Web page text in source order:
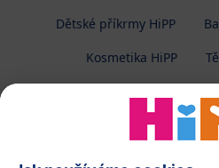
Dětské příkrmy HiPP
Kosmetika HiPP
Ochrana